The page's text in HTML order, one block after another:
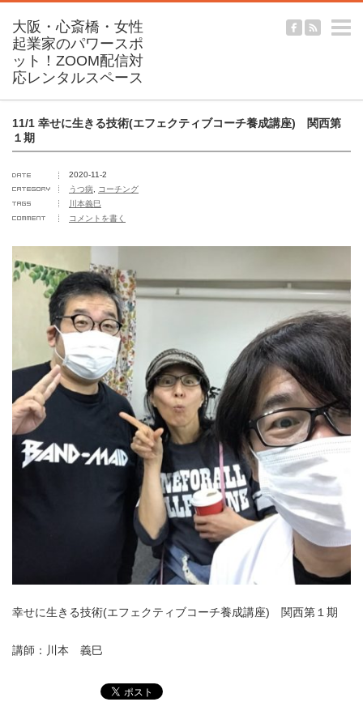
11/1 幸せに生きる技術(エフェクティブコーチ養成講座) 関西第
１期
2020-11-2
うつ病
コーチング
川本義巳
コメントを書く
幸せに生きる技術(エフェクティブコーチ養成講座) 関西第１期
講師：川本 義巳